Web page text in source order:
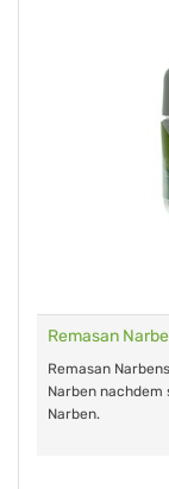
Remasan
Remasan
Narben nachdem
Narben.